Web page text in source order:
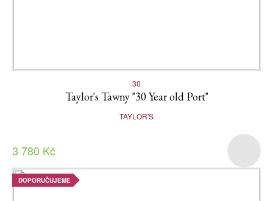
30
Taylor's Tawny "30 Year old Port"
TAYLOR'S
3 780 Kč
DOPORUČUJEME